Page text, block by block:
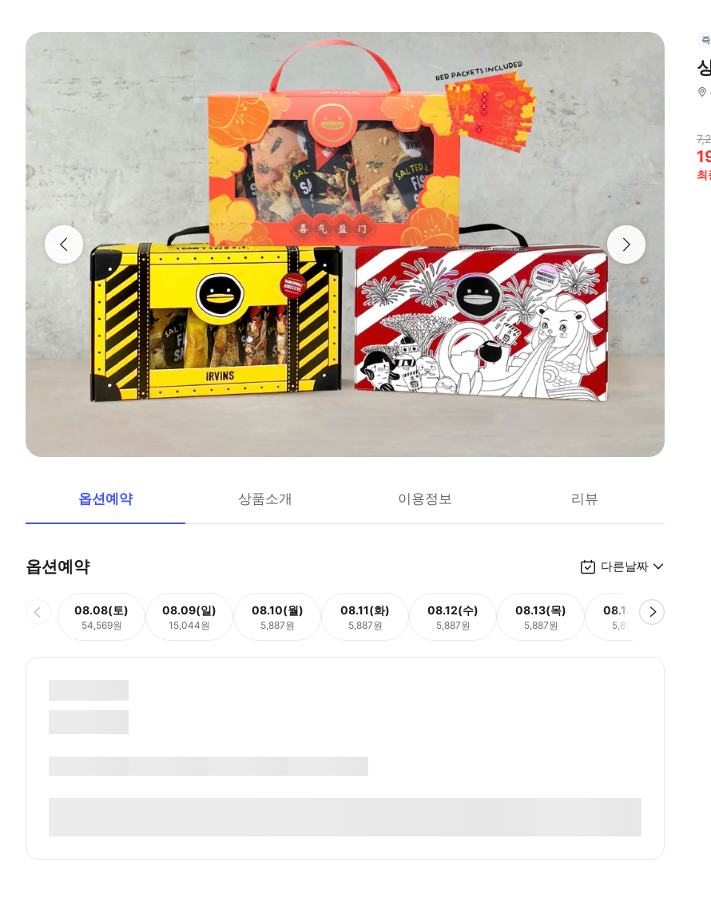
옵션예약 상품소개 이용정보 리뷰
옵션예약 다른날짜
08.08(토)
54,569원
08.09(일)
15,044원
08.10(월)
5,887원
08.11(화)
5,887원
08.12(수)
5,887원
08.13(목)
5,887원
08.14(금)
5,887원
최